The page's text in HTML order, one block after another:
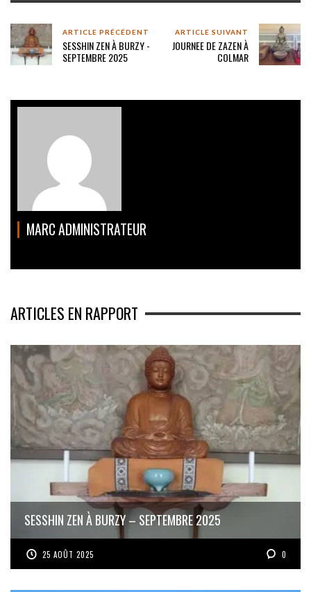
ARTICLE PRÉCÉDENT
SESSHIN ZEN À BURZY -
SEPTEMBRE 2025
ARTICLE SUIVANT
JOURNEE DE ZAZEN À
COLMAR
MARC ADMINISTRATEUR
ARTICLES EN RAPPORT
SESSHIN ZEN À BURZY – SEPTEMBRE 2025
25 AOÛT 2025 0